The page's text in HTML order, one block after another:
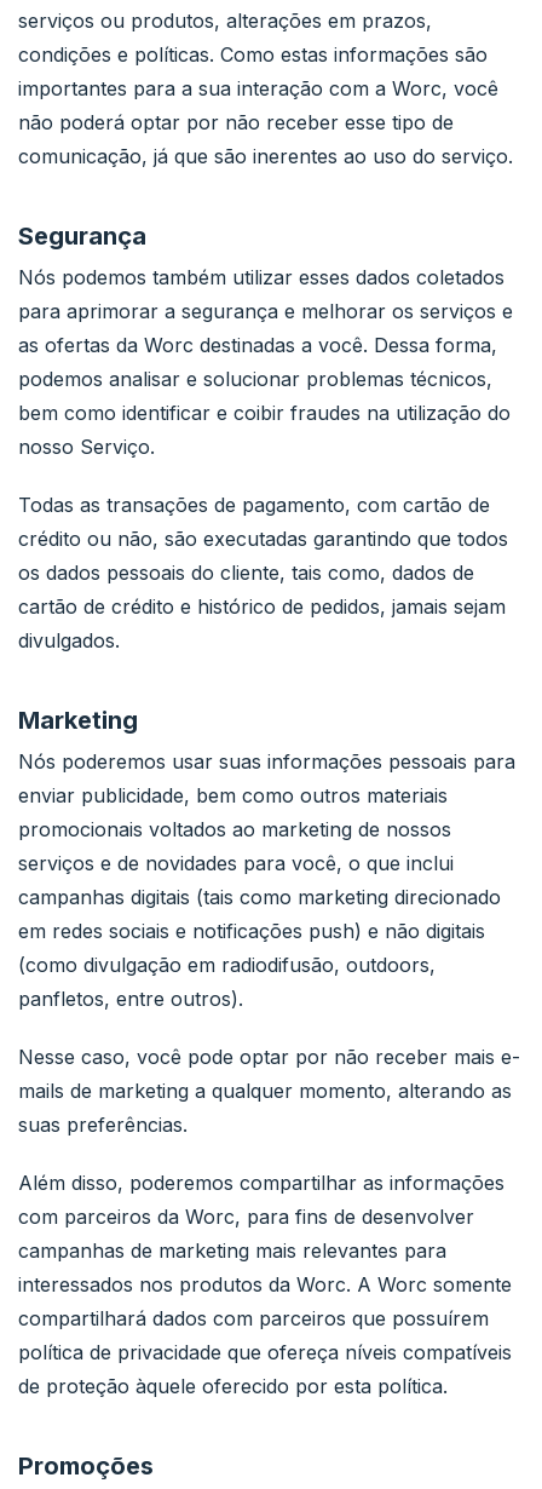
serviços ou produtos, alterações em prazos,
condições e políticas. Como estas informações são
importantes para a sua interação com a Worc, você
não poderá optar por não receber esse tipo de
comunicação, já que são inerentes ao uso do serviço.
Segurança
Nós podemos também utilizar esses dados coletados
para aprimorar a segurança e melhorar os serviços e
as ofertas da Worc destinadas a você. Dessa forma,
podemos analisar e solucionar problemas técnicos,
bem como identificar e coibir fraudes na utilização do
nosso Serviço.
Todas as transações de pagamento, com cartão de
crédito ou não, são executadas garantindo que todos
os dados pessoais do cliente, tais como, dados de
cartão de crédito e histórico de pedidos, jamais sejam
divulgados.
Marketing
Nós poderemos usar suas informações pessoais para
enviar publicidade, bem como outros materiais
promocionais voltados ao marketing de nossos
serviços e de novidades para você, o que inclui
campanhas digitais (tais como marketing direcionado
em redes sociais e notificações push) e não digitais
(como divulgação em radiodifusão, outdoors,
panfletos, entre outros).
Nesse caso, você pode optar por não receber mais e-
mails de marketing a qualquer momento, alterando as
suas preferências.
Além disso, poderemos compartilhar as informações
com parceiros da Worc, para fins de desenvolver
campanhas de marketing mais relevantes para
interessados nos produtos da Worc. A Worc somente
compartilhará dados com parceiros que possuírem
política de privacidade que ofereça níveis compatíveis
de proteção àquele oferecido por esta política.
Promoções